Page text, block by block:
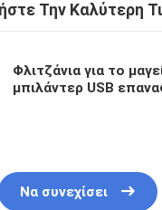
Την Καλύτερη
Φλιτζάνια για το
μπιλάντερ USB
Να συνεχίσει